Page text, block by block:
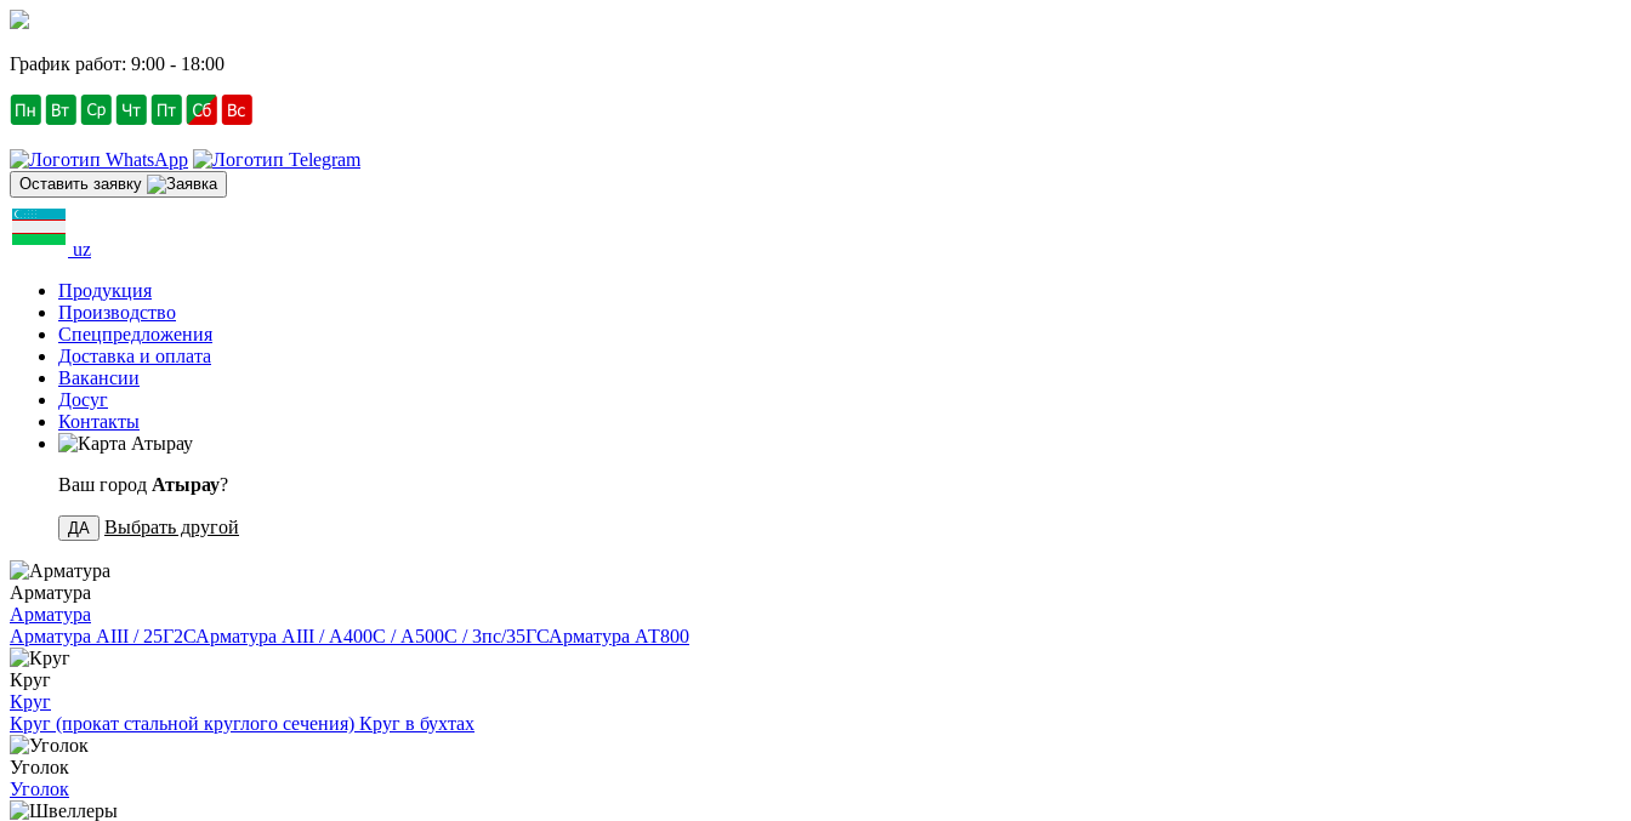
График работ: 9:00 - 18:00
Оставить заявку
uz
Продукция
Производство
Спецпредложения
Доставка и оплата
Вакансии
Досуг
Контакты
Атырау
Ваш город Атырау?
ДА Выбрать другой
Арматура
Арматура
Арматура АIII / 25Г2САрматура АIII / А400С / А500С / 3пс/35ГСАрматура АТ800
Круг
Круг
Круг (прокат стальной круглого сечения) Круг в бухтах
Уголок
Уголок